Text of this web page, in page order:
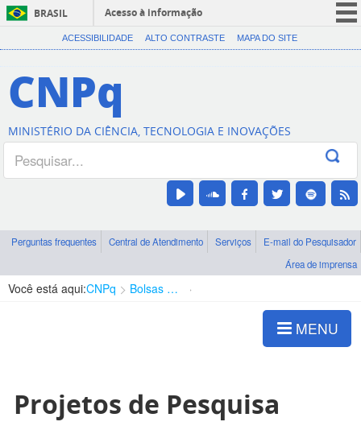
BRASIL
Acesso à informação
CORONAVÍRUS (COVID-19)
Canais
ACESSIBILIDADE ALTO CONTRASTE MAPA DO SITE
CNPq
MINISTÉRIO DA CIÊNCIA, TECNOLOGIA E INOVAÇÕES
Perguntas frequentes Central de Atendimento Serviços
E-mail do Pesquisador
Área de imprensa
Você está aqui:CNPq Bolsas e Auxílios Vigentes
MENU
Projetos de Pesquisa